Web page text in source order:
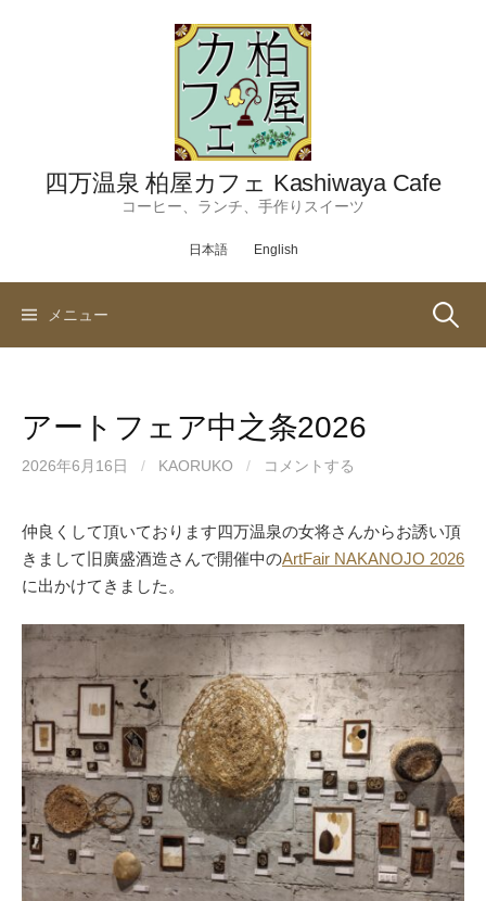
四万温泉 柏屋カフェ Kashiwaya Cafe
コーヒー、ランチ、手作りスイーツ
日本語 English
メニュー 検
アートフェア中之条2026
2026年6月16日 / KAORUKO / コメントする
仲良くして頂いております四万温泉の女将さんからお誘い頂
きまして旧廣盛酒造さんで開催中のArtFair NAKANOJO 2026
に出かけてきました。